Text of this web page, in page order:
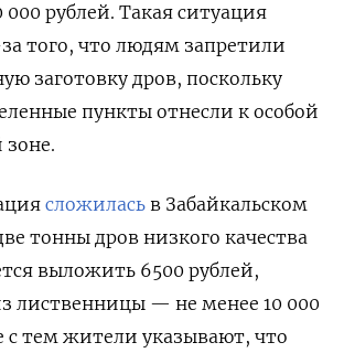
000 рублей. Такая ситуация
того, что людям запретили
заготовку дров, поскольку
пункты отнесли к особой
зоне.
сложилась в Забайкальском
тонны дров низкого качества
выложить 6500 рублей,
лиственницы — не менее 10 000
с тем жители указывают, что